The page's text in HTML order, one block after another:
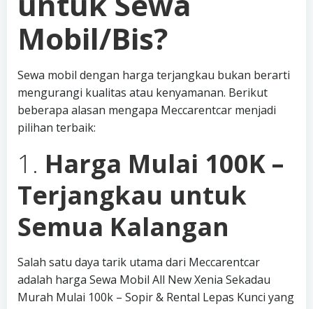
Mobil/Bis?
Sewa mobil dengan harga terjangkau bukan berarti
mengurangi kualitas atau kenyamanan. Berikut
beberapa alasan mengapa Meccarentcar menjadi
pilihan terbaik:
1. Harga Mulai 100K –
Terjangkau untuk
Semua Kalangan
Salah satu daya tarik utama dari Meccarentcar
adalah harga Sewa Mobil All New Xenia Sekadau
Murah Mulai 100k – Sopir & Rental Lepas Kunci yang